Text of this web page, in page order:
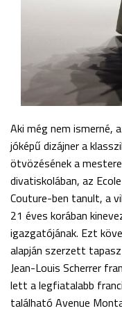
Aki még nem ismerné,
jóképű dizájner a
ötvözésének a
divatiskolában, az
Couture-ben tanult, a
21 éves korában
igazgatójának. Ezt
alapján szerzett
Jean-Louis Scherrer
lett a legfiatalabb
található Avenue